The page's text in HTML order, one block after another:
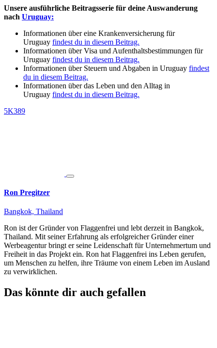
Unsere ausführliche Beitragsserie für deine Auswanderung
nach Uruguay:
Informationen über eine Krankenversicherung für
Uruguay findest du in diesem Beitrag.
Informationen über Visa und Aufenthaltsbestimmungen für
Uruguay findest du in diesem Beitrag.
Informationen über Steuern und Abgaben in Uruguay findest
du in diesem Beitrag.
Informationen über das Leben und den Alltag in
Uruguay findest du in diesem Beitrag.
5K389
Ron Pregitzer
Bangkok, Thailand
Ron ist der Gründer von Flaggenfrei und lebt derzeit in Bangkok,
Thailand. Mit seiner Erfahrung als erfolgreicher Gründer einer
Werbeagentur bringt er seine Leidenschaft für Unternehmertum und
Freiheit in das Projekt ein. Ron hat Flaggenfrei ins Leben gerufen,
um Menschen zu helfen, ihre Träume von einem Leben im Ausland
zu verwirklichen.
Das könnte dir auch gefallen